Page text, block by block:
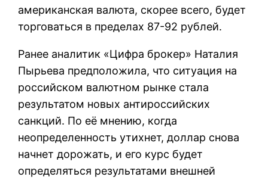
американская валюта, скорее всего, будет
торговаться в пределах 87-92 рублей.
Ранее аналитик «Цифра брокер» Наталия
Пырьева предположила, что ситуация на
российском валютном рынке стала
результатом новых антироссийских
санкций. По её мнению, когда
неопределенность утихнет, доллар снова
начнет дорожать, и его курс будет
определяться результатами внешней